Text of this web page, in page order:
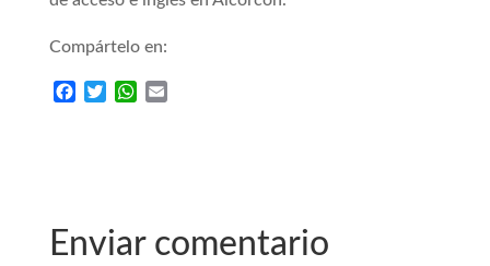
Compártelo en:
k
W
p
Enviar comentario